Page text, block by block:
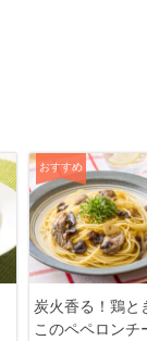
おすすめ
炭火香る！鶏と
このペペロンチ